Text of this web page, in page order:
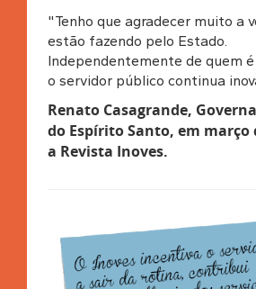
"Tenho que agradecer muito a
estão fazendo pelo Estado.
Independentemente de quem é
o servidor público continua
Renato Casagrande,
do Espírito Santo, em março
a Revista Inoves.